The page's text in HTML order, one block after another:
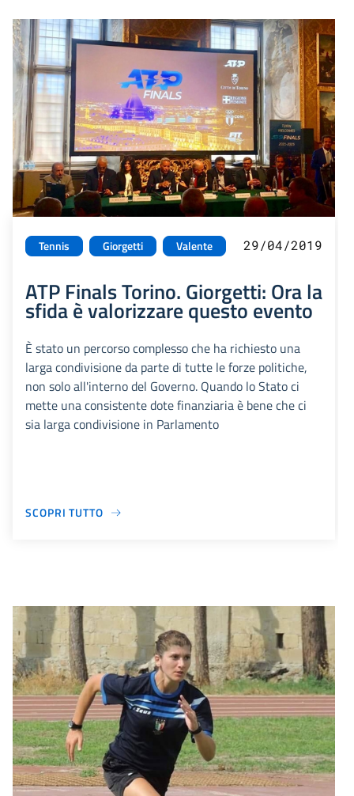
Tennis Giorgetti Valente 29/04/2019
ATP Finals Torino. Giorgetti: Ora la
sfida è valorizzare questo evento
È stato un percorso complesso che ha richiesto una
larga condivisione da parte di tutte le forze politiche,
non solo all'interno del Governo. Quando lo Stato ci
mette una consistente dote finanziaria è bene che ci
sia larga condivisione in Parlamento
SCOPRI TUTTO